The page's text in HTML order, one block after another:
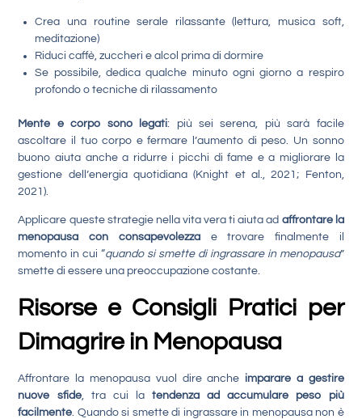
Crea una routine serale rilassante (lettura, musica soft,
meditazione)
Riduci caffè, zuccheri e alcol prima di dormire
Se possibile, dedica qualche minuto ogni giorno a respiro
profondo o tecniche di rilassamento
Mente e corpo sono legati: più sei serena, più sarà facile
ascoltare il tuo corpo e fermare l’aumento di peso. Un sonno
buono aiuta anche a ridurre i picchi di fame e a migliorare la
gestione dell’energia quotidiana (Knight et al., 2021; Fenton,
2021).
Applicare queste strategie nella vita vera ti aiuta ad affrontare la
menopausa con consapevolezzae trovare finalmente il
momento in cui “quando si smette di ingrassare in menopausa”
smette di essere una preoccupazione costante.
Risorse e Consigli Pratici per
Dimagrire in Menopausa
Affrontare la menopausa vuol dire ancheimparare a gestire
nuove sfide, tra cui latendenza ad accumulare peso più
facilmente. Quando si smette di ingrassare in menopausa non è